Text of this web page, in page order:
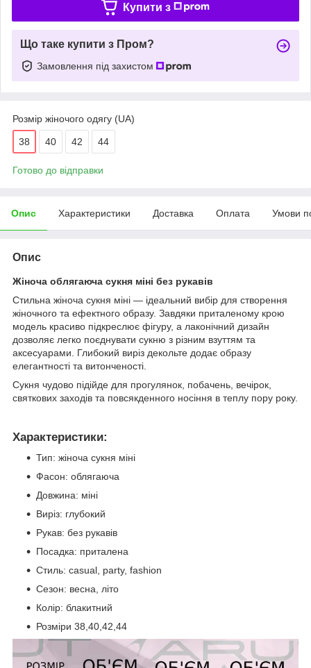
Купити з
Що таке купити з Пром?
Замовлення під захистом
Розмір жіночого одягу (UA)
38 40 42 44
Готово до відправки
Опис Характеристики Доставка Оплата Умови
Опис
Жіноча облягаюча сукня міні без рукавів
Стильна жіноча сукня міні — ідеальний вибір для створення
жіночного та ефектного образу. Завдяки приталеному крою
модель красиво підкреслює фігуру, а лаконічний дизайн
дозволяє легко поєднувати сукню з різним взуттям та
аксесуарами. Глибокий виріз декольте додає образу
елегантності та витонченості.
Сукня чудово підійде для прогулянок, побачень, вечірок,
святкових заходів та повсякденного носіння в теплу пору року.
Характеристики:
Тип: жіноча сукня міні
Фасон: облягаюча
Довжина: міні
Виріз: глубокий
Рукав: без рукавів
Посадка: приталена
Стиль: casual, party, fashion
Сезон: весна, літо
Колір: блакитний
Розміри 38,40,42,44